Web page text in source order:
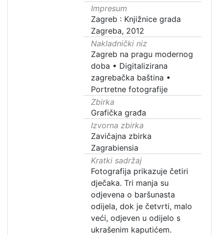
Impresum
Zagreb : Knjižnice grada
Zagreba, 2012
Nakladnički niz
Zagreb na pragu modernog
doba • Digitalizirana
zagrebačka baština •
Portretne fotografije
Zbirka
Grafička građa
Izvorna zbirka
Zavičajna zbirka
Zagrabiensia
Kratki sadržaj
Fotografija prikazuje četiri
dječaka. Tri manja su
odjevena o baršunasta
odijela, dok je četvrti, malo
veći, odjeven u odijelo s
ukrašenim kaputićem.